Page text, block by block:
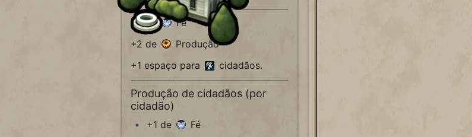
+3 de
Fé
+2 de
Produção
+1 espaço para
cidadãos.
Produção de cidadãos (por
cidadão)
+1 de Fé